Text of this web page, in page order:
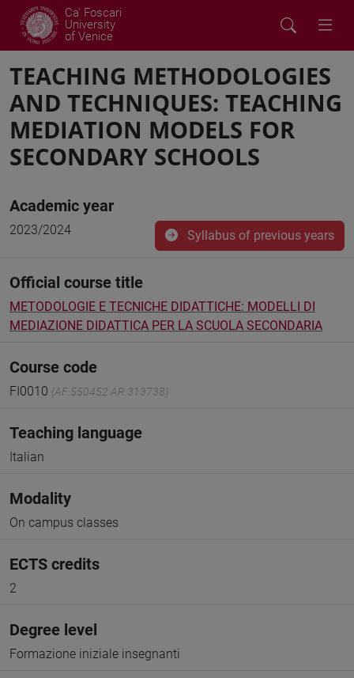
Ca' Foscari
University
of Venice
TEACHING METHODOLOGIES
AND TECHNIQUES: TEACHING
MEDIATION MODELS FOR
SECONDARY SCHOOLS
Academic year
2023/2024 Syllabus of previous years
Official course title
METODOLOGIE E TECNICHE DIDATTICHE: MODELLI DI
MEDIAZIONE DIDATTICA PER LA SCUOLA SECONDARIA
Course code
FI0010 (AF:550452 AR:313738)
Teaching language
Italian
Modality
On campus classes
ECTS credits
2
Degree level
Formazione iniziale insegnanti